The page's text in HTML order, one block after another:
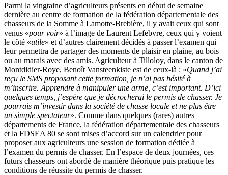
Parmi la vingtaine d’agriculteurs présents en début de semaine
dernière au centre de formation de la fédération départementale des
chasseurs de la Somme à Lamotte-Brebière, il y avait ceux qui sont
venus «pour voir» à l’image de Laurent Lefebvre, ceux qui y voient
le côté «utile» et d’autres clairement décidés à passer l’examen qui
leur permettra de partager des moments de plaisir en plaine, au bois
ou au marais avec des amis. Agriculteur à Tilloloy, dans le canton de
Montdidier-Roye, Benoît Vansteenkiste est de ceux-là : «Quand j’ai
reçu le SMS proposant cette formation, je n’ai pas hésité à
m’inscrire. Apprendre à manipuler une arme, c’est important. D’ici
quelques temps, j’espère que je décrocherai le permis de chasser. Je
pourrais m’investir dans la société de chasse locale et ne plus être
un simple spectateur». Comme dans quelques (rares) autres
départements de France, la fédération départementale des chasseurs
et la FDSEA 80 se sont mises d’accord sur un calendrier pour
proposer aux agriculteurs une session de formation dédiée à
l’examen du permis de chasser. En l’espace de deux journées, ces
futurs chasseurs ont abordé de manière théorique puis pratique les
conditions de réussite du permis de chasser.